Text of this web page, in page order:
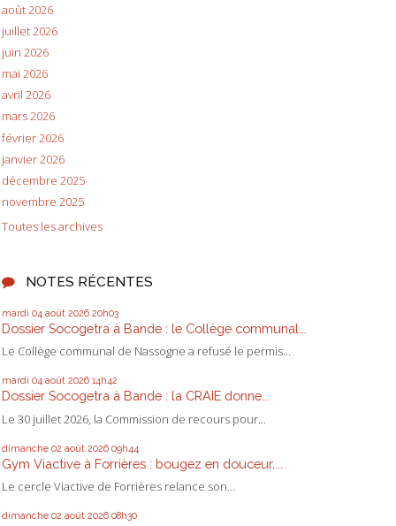
août 2026
juillet 2026
juin 2026
mai 2026
avril 2026
mars 2026
février 2026
janvier 2026
décembre 2025
novembre 2025
Toutes les archives
NOTES RÉCENTES
mardi 04 août 2026 20h03
Dossier Socogetra à Bande : le Collège communal...
Le Collège communal de Nassogne a refusé le permis...
mardi 04 août 2026 14h42
Dossier Socogetra à Bande : la CRAIE donne...
Le 30 juillet 2026, la Commission de recours pour...
dimanche 02 août 2026 09h44
Gym Viactive à Forrières : bougez en douceur,...
Le cercle Viactive de Forrières relance son...
dimanche 02 août 2026 08h30